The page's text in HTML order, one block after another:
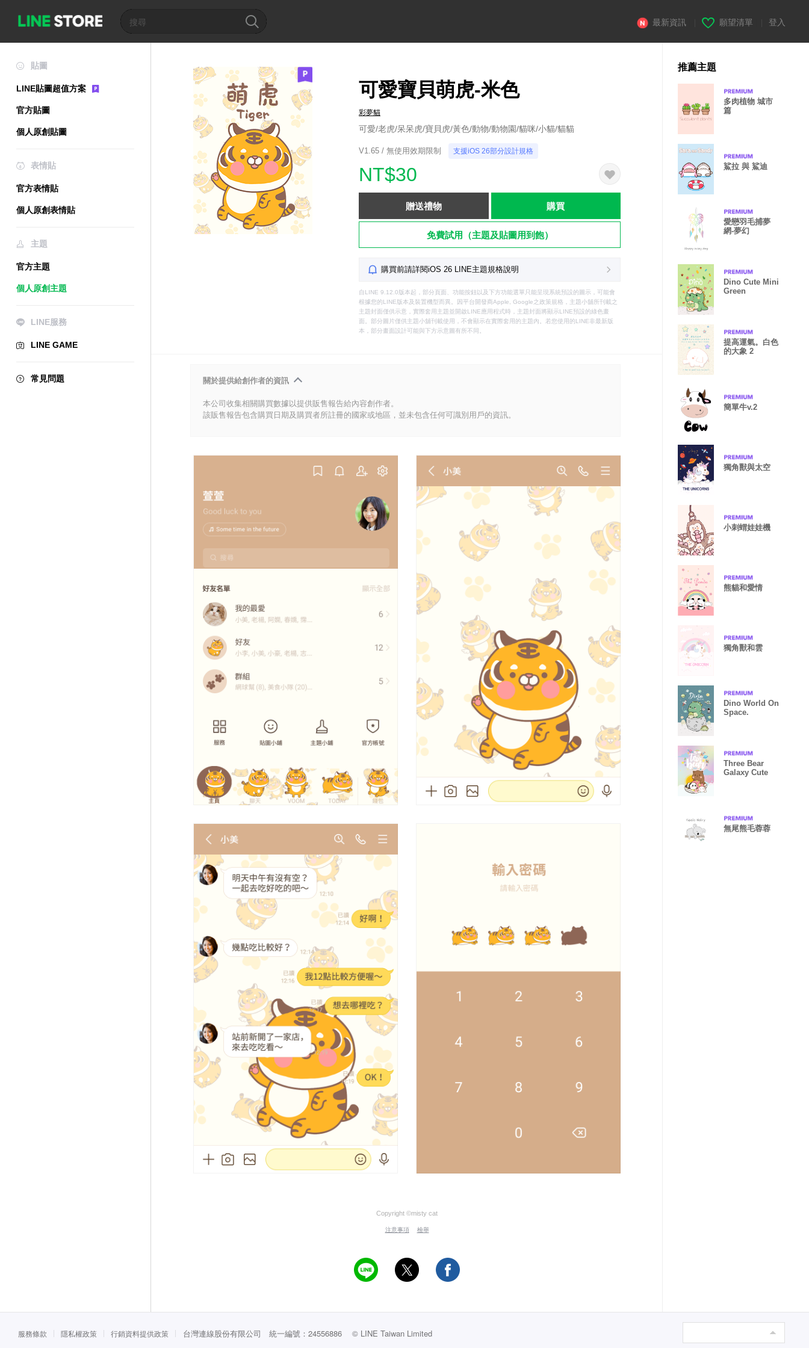
最新資訊 願望清單 登入
貼圖
LINE貼圖超值方案
官方貼圖
個人原創貼圖
表情貼
官方表情貼
個人原創表情貼
主題
官方主題
個人原創主題
LINE服務
LINE GAME
常見問題
可愛寶貝萌虎-米色
彩夢貓
可愛/老虎/呆呆虎/寶貝虎/黃色/動物/動物園/貓咪/小貓/貓貓
V1.65 / 無使用效期限制 支援iOS 26部分設計規格
NT$30
贈送禮物 購買
免費試用（主題及貼圖用到飽）
購買前請詳閱iOS 26 LINE主題規格說明
自LINE 9.12.0版本起，部分頁面、功能按鈕以及下方功能選單只能呈現系統預設的圖示，可能會
根據您的LINE版本及裝置機型而異。因平台開發商Apple, Google之政策規格，主題小舖所刊載之
主題封面僅供示意，實際套用主題並開啟LINE應用程式時，主題封面將顯示LINE預設的綠色畫
面。部分圖片僅供主題小舖刊載使用，不會顯示在實際套用的主題內。若您使用的LINE非最新版
本，部分畫面設計可能與下方示意圖有所不同。
關於提供給創作者的資訊
本公司收集相關購買數據以提供販售報告給內容創作者。
該販售報告包含購買日期及購買者所註冊的國家或地區，並未包含任何可識別用戶的資訊。
Copyright ©misty cat
注意事項 檢舉
推薦主題
多肉植物 城市
篇
鯊拉 與 鯊迪
愛戀羽毛捕夢
網-夢幻
Dino Cute Mini
Green
提高運氣。白色
的大象 2
簡單牛v.2
獨角獸與太空
小刺蝟娃娃機
熊貓和愛情
獨角獸和雲
Dino World On
Space.
Three Bear
Galaxy Cute
無尾熊毛蓉蓉
服務條款 隱私權政策 行銷資料提供政策 台灣連線股份有限公司 統一編號：24556886 © LINE Taiwan Limited